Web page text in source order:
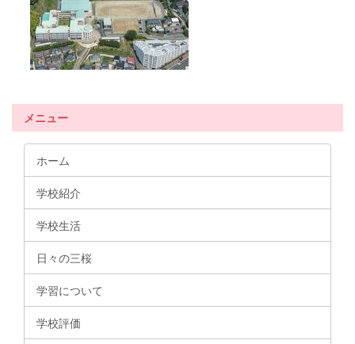
メニュー
ホーム
学校紹介
学校生活
日々の三桜
学習について
学校評価